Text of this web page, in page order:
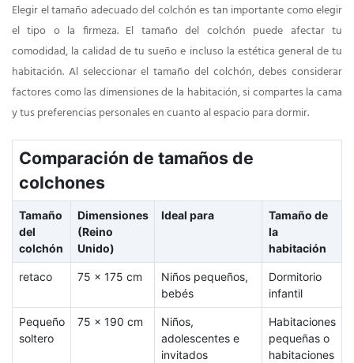
Elegir el tamaño adecuado del colchón es tan importante como elegir
el tipo o la firmeza. El tamaño del colchón puede afectar tu
comodidad, la calidad de tu sueño e incluso la estética general de tu
habitación. Al seleccionar el tamaño del colchón, debes considerar
factores como las dimensiones de la habitación, si compartes la cama
y tus preferencias personales en cuanto al espacio para dormir.
Comparación de tamaños de
colchones
Tamaño
del
colchón
Dimensiones
(Reino
Unido)
Ideal para
Tamaño de
la
habitación
retaco 75 x 175 cm
Niños pequeños,
bebés
Dormitorio
infantil
Pequeño
soltero
75 x 190 cm
Niños,
adolescentes e
invitados
Habitaciones
pequeñas o
habitaciones